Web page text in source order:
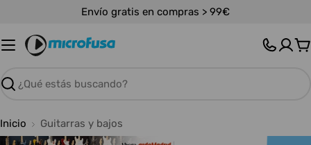
contenido
Envío gratis en compras > 99€
Buscar
Inicio Guitarras y bajos